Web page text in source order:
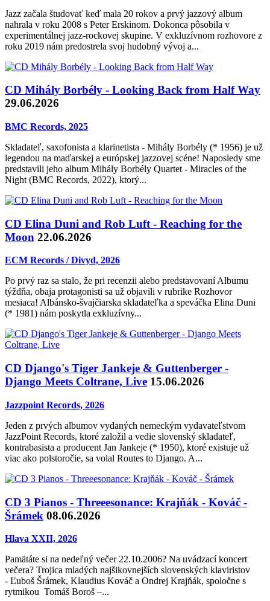
Jazz začala študovať keď mala 20 rokov a prvý jazzový album
nahrala v roku 2008 s Peter Erskinom. Dokonca pôsobila v
experimentálnej jazz-rockovej skupine. V exkluzívnom rozhovore z
roku 2019 nám predostrela svoj hudobný vývoj a...
CD Mihály Borbély - Looking Back from Half Way
29.06.2026
BMC Records, 2025
Skladateľ, saxofonista a klarinetista - Mihály Borbély (* 1956) je už
legendou na maďarskej a európskej jazzovej scéne! Naposledy sme
predstavili jeho album Mihály Borbély Quartet - Miracles of the
Night (BMC Records, 2022), ktorý...
CD Elina Duni and Rob Luft - Reaching for the
Moon 22.06.2026
ECM Records / Divyd, 2026
Po prvý raz sa stalo, že pri recenzii alebo predstavovaní Albumu
týždňa, obaja protagonisti sa už objavili v rubrike Rozhovor
mesiaca! Albánsko-švajčiarska skladateľka a speváčka Elina Duni
(* 1981) nám poskytla exkluzívny...
CD Django's Tiger Jankeje & Guttenberger -
Django Meets Coltrane, Live 15.06.2026
Jazzpoint Records, 2026
Jeden z prvých albumov vydaných nemeckým vydavateľstvom
JazzPoint Records, ktoré založil a vedie slovenský skladateľ,
kontrabasista a producent Jan Jankeje (* 1950), ktoré existuje už
viac ako polstoročie, sa volal Routes to Django. A...
CD 3 Pianos - Threeesonance: Krajňák - Kováč -
Šrámek 08.06.2026
Hlava XXII, 2026
Pamätáte si na nedeľný večer 22.10.2006? Na uvádzací koncert
večera? Trojica mladých najšikovnejších slovenských klaviristov
- Ľuboš Šrámek, Klaudius Kováč a Ondrej Krajňák, spoločne s
rytmikou Tomáš Boroš –...